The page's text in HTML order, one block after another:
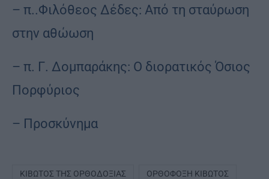
– π..Φιλόθεος Δέδες: Από τη σταύρωση
στην αθώωση
– π. Γ. Δομπαράκης: Ο διορατικός Όσιος
Πορφύριος
– Προσκύνημα
ΚΙΒΩΤΌΣ ΤΗΣ ΟΡΘΟΔΟΞΊΑΣ ΟΡΘΌΦΟΞΗ ΚΙΒΩΤΌΣ